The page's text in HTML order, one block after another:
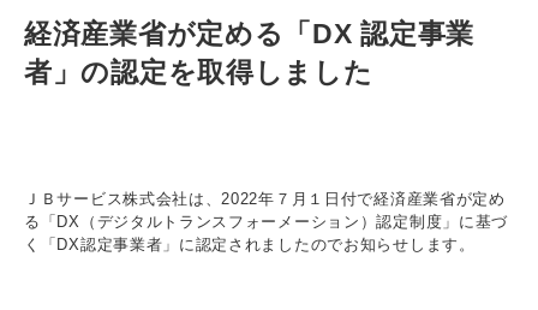
経済産業省が定める「DX 認定事業
者」の認定を取得しました
ＪＢサービス株式会社は、2022年７月１日付で経済産業省が定め
る「DX（デジタルトランスフォーメーション）認定制度」に基づ
く「DX認定事業者」に認定されましたのでお知らせします。